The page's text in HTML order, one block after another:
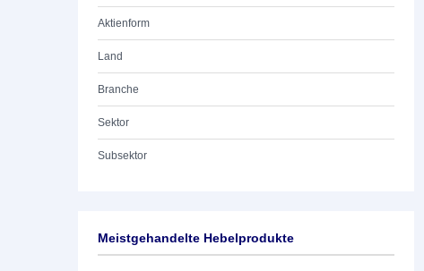
Aktienform
Land
Branche
Sektor
Subsektor
Meistgehandelte Hebelprodukte